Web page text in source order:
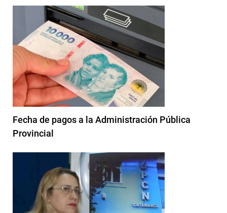
Fecha de pagos a la Administración Pública
Provincial